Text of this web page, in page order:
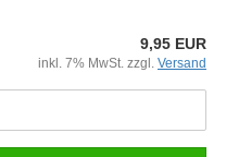
9,95 EUR
inkl. 7% MwSt. zzgl. Versand